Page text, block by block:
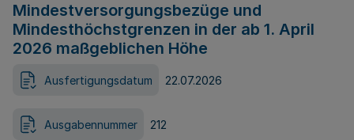
Mindestversorgungsbezüge und
Mindesthöchstgrenzen in der ab 1. April
2026 maßgeblichen Höhe
Ausfertigungsdatum 22.07.2026
Ausgabennummer 212